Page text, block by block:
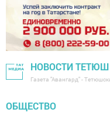
НОВОСТИ ТЕТЮШ
Газета "Авангард" -
ОБЩЕСТВО